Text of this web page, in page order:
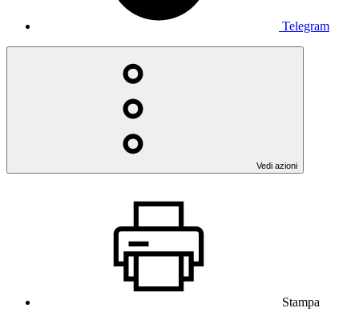
Telegram
Vedi azioni
Stampa